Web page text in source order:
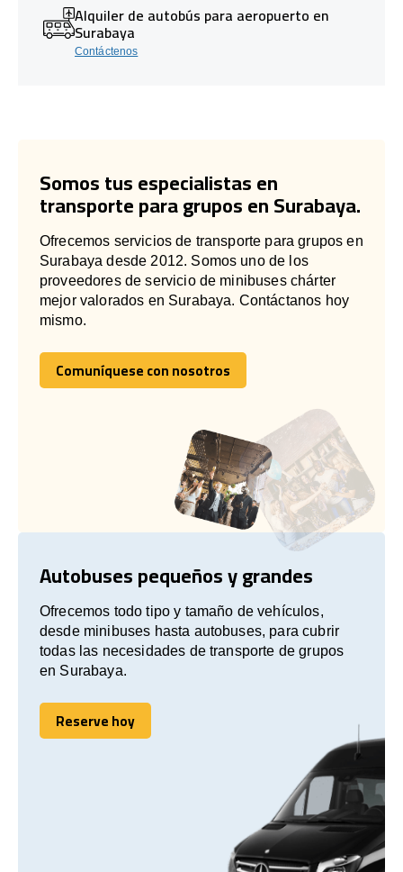
Alquiler de autobús para aeropuerto en
Surabaya
Contáctenos
Somos tus especialistas en
transporte para grupos en Surabaya.
Ofrecemos servicios de transporte para grupos en
Surabaya desde 2012. Somos uno de los
proveedores de servicio de minibuses chárter
mejor valorados en Surabaya. Contáctanos hoy
mismo.
Comuníquese con nosotros
Comuníquese con nosotros
Autobuses pequeños y grandes
Ofrecemos todo tipo y tamaño de vehículos,
desde minibuses hasta autobuses, para cubrir
todas las necesidades de transporte de grupos
en Surabaya.
Reserve hoy
Reserve hoy